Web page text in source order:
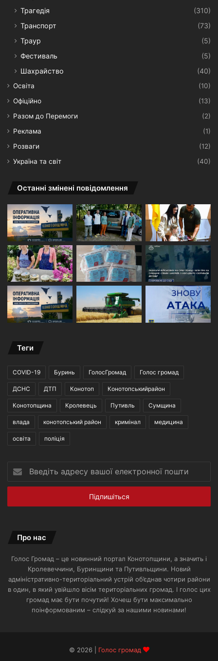
Трагедія
(310)
Транспорт
(73)
Траур
(5)
Фестиваль
(5)
Шахрайство
(40)
Освіта
(10)
Офіційно
(13)
Разом до Перемоги
(2)
Реклама
(1)
Розваги
(12)
Україна та світ
(40)
Останні змінені повідомлення
Теги
COVID-19 Буринь ГолосГромад Голос громад
ДСНС ДТП Конотоп Конотопськийрайон
Конотопщина Кролевець Путивль Сумщина
влада конотопський район кримінал медицина
освіта поліція
адресу
вашої
пошти
Про нас
Голос Громад – це новинний портал Конотопщини, а значить і
Кролевеччини, Буринщини та Путивльщини. Новий
адміністративно-територіальний устрій об’єднав чотири райони
в один, в який увійшло вісім територіальних громад. І голос цих
громад має бути почутий! Хочеш бути максимально
поінформованим – слідкуй за нашими новинами!
© 2026 | Голос громад